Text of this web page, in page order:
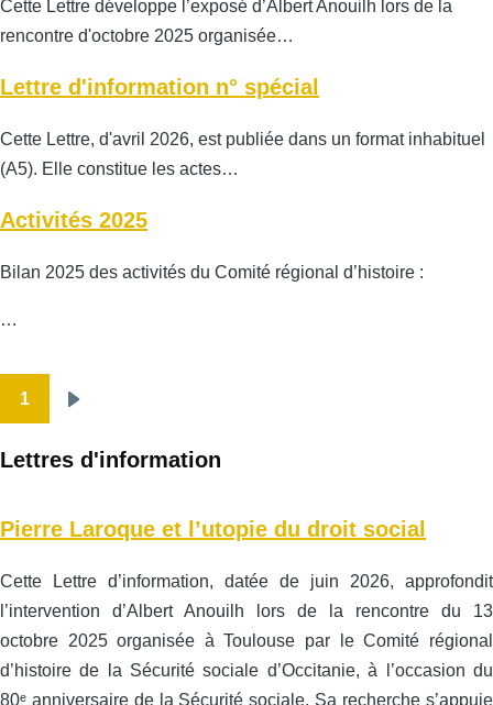
Cette Lettre développe l’exposé d’Albert Anouilh lors de la
rencontre d'octobre 2025 organisée…
Lettre d'information n° spécial
Cette Lettre, d'avril 2026, est publiée dans un format inhabituel
(A5). Elle constitue les actes…
Activités 2025
Bilan 2025 des activités du Comité régional d’histoire :
…
1
Lettres d'information
Pierre Laroque et l’utopie du droit social
Cette Lettre d’information, datée de juin 2026, approfondit
l’intervention d’Albert Anouilh lors de la rencontre du 13
octobre 2025 organisée à Toulouse par le Comité régional
d’histoire de la Sécurité sociale d’Occitanie, à l’occasion du
80ᵉ anniversaire de la Sécurité sociale. Sa recherche s’appuie